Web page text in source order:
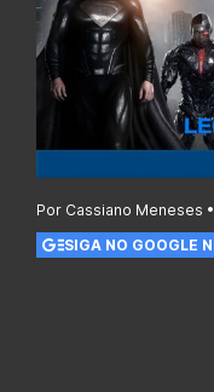
Por Cassiano Meneses
SIGA NO GOOGLE